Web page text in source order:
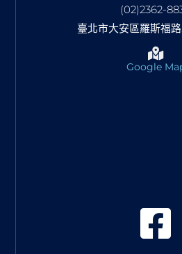
(02)2362-
臺北市大安區羅斯福
Google